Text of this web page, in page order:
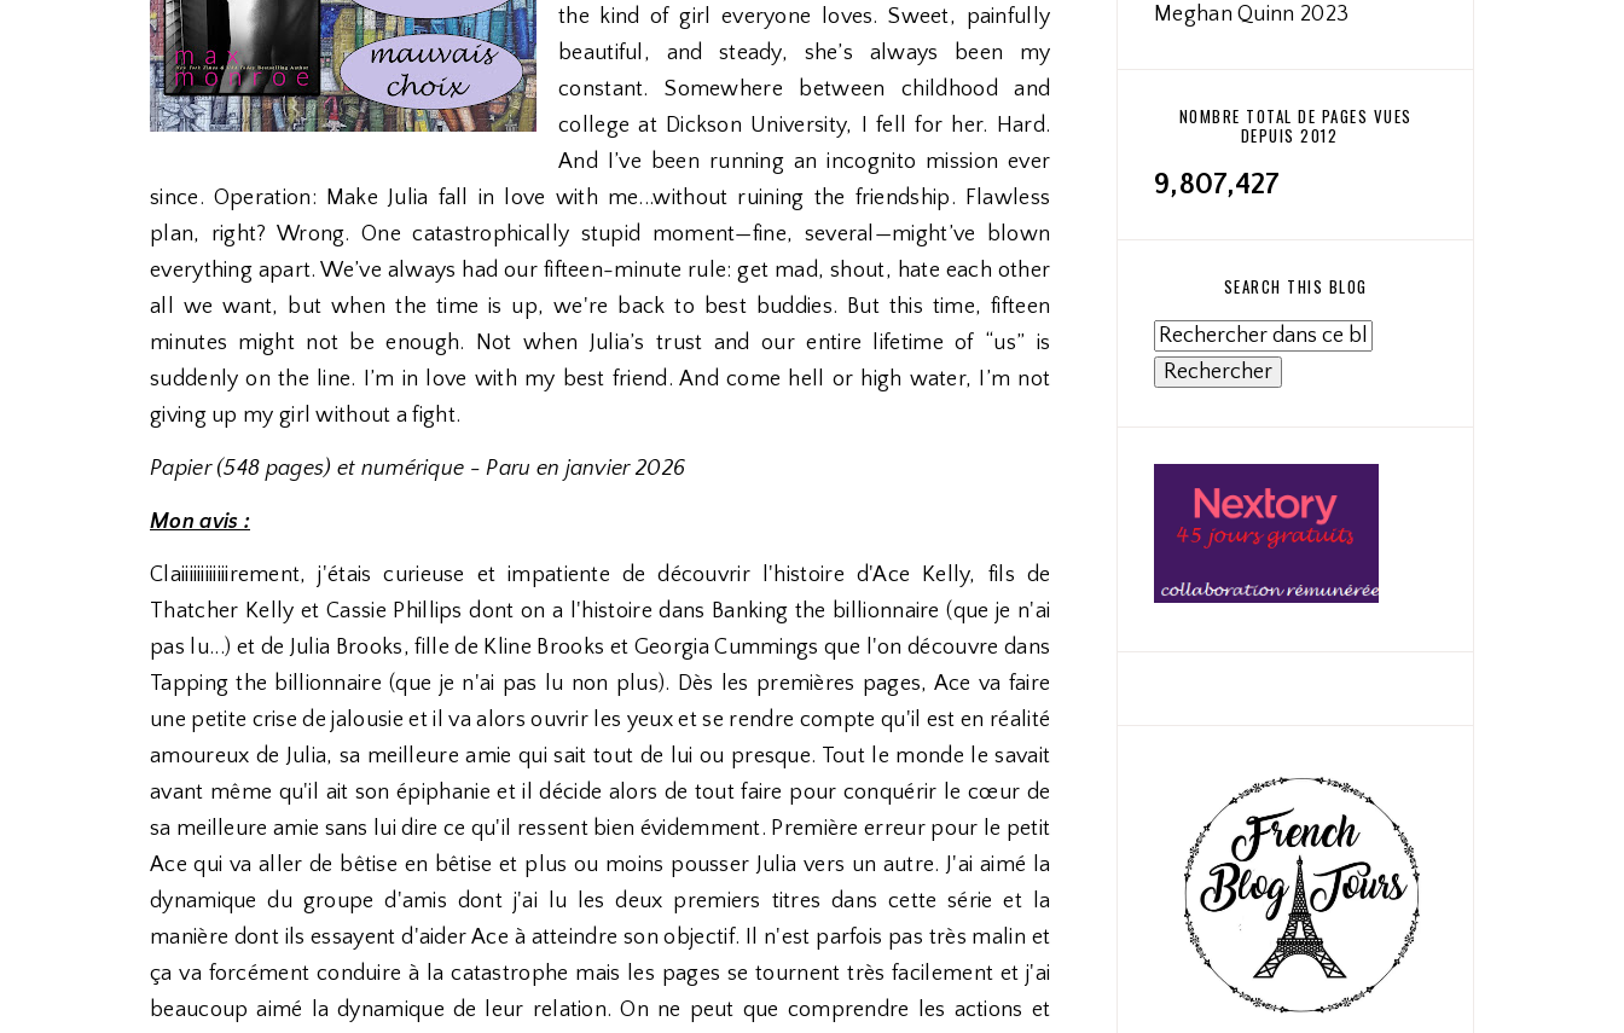
the kind of girl everyone loves. Sweet, painfully
beautiful, and steady, she’s always been my
constant. Somewhere between childhood and
college at Dickson University, I fell for her. Hard.
And I’ve been running an incognito mission ever
since. Operation: Make Julia fall in love with me...without ruining the friendship. Flawless
plan, right? Wrong. One catastrophically stupid moment—fine, several—might’ve blown
everything apart. We’ve always had our fifteen-minute rule: get mad, shout, hate each other
all we want, but when the time is up, we're back to best buddies. But this time, fifteen
minutes might not be enough. Not when Julia’s trust and our entire lifetime of “us” is
suddenly on the line. I’m in love with my best friend. And come hell or high water, I’m not
giving up my girl without a fight.
Papier (548 pages) et numérique - Paru en janvier 2026
Mon avis :
Claiiiiiiiiiiiirement, j'étais curieuse et impatiente de découvrir l'histoire d'Ace Kelly, fils de
Thatcher Kelly et Cassie Phillips dont on a l'histoire dans Banking the billionnaire (que je n'ai
pas lu...) et de Julia Brooks, fille de Kline Brooks et Georgia Cummings que l'on découvre dans
Tapping the billionnaire (que je n'ai pas lu non plus). Dès les premières pages, Ace va faire
une petite crise de jalousie et il va alors ouvrir les yeux et se rendre compte qu'il est en réalité
amoureux de Julia, sa meilleure amie qui sait tout de lui ou presque. Tout le monde le savait
avant même qu'il ait son épiphanie et il décide alors de tout faire pour conquérir le cœur de
sa meilleure amie sans lui dire ce qu'il ressent bien évidemment. Première erreur pour le petit
Ace qui va aller de bêtise en bêtise et plus ou moins pousser Julia vers un autre. J'ai aimé la
dynamique du groupe d'amis dont j'ai lu les deux premiers titres dans cette série et la
manière dont ils essayent d'aider Ace à atteindre son objectif. Il n'est parfois pas très malin et
ça va forcément conduire à la catastrophe mais les pages se tournent très facilement et j'ai
beaucoup aimé la dynamique de leur relation. On ne peut que comprendre les actions et
Meghan Quinn 2023
NOMBRE TOTAL DE PAGES VUES
DEPUIS 2012
9,807,427
SEARCH THIS BLOG